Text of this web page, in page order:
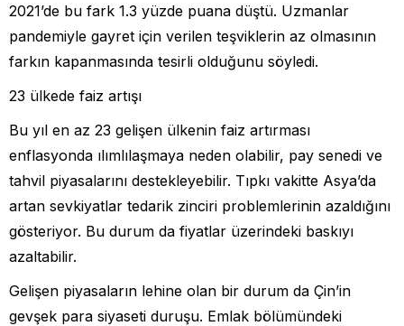
2021’de bu fark 1.3 yüzde puana düştü. Uzmanlar
pandemiyle gayret için verilen teşviklerin az olmasının
farkın kapanmasında tesirli olduğunu söyledi.
23 ülkede faiz artışı
Bu yıl en az 23 gelişen ülkenin faiz artırması
enflasyonda ılımlılaşmaya neden olabilir, pay senedi ve
tahvil piyasalarını destekleyebilir. Tıpkı vakitte Asya’da
artan sevkiyatlar tedarik zinciri problemlerinin azaldığını
gösteriyor. Bu durum da fiyatlar üzerindeki baskıyı
azaltabilir.
Gelişen piyasaların lehine olan bir durum da Çin’in
gevşek para siyaseti duruşu. Emlak bölümündeki